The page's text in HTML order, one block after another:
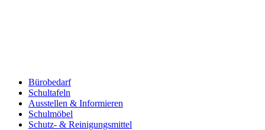
Bürobedarf
Schultafeln
Ausstellen & Informieren
Schulmöbel
Schutz- & Reinigungsmittel